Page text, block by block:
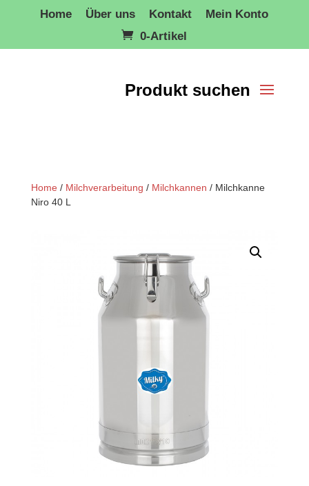
Home Über uns Kontakt
Mein Konto
0-Artikel
Home / Milchverarbeitung / Milchkannen / Milchkanne
Niro 40 L